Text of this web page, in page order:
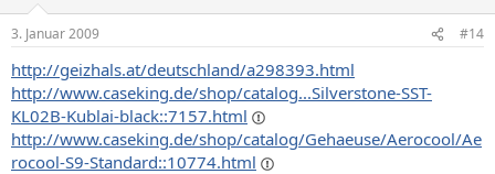
3. Januar 2009 #14
http://geizhals.at/deutschland/a298393.html
http://www.caseking.de/shop/catalog...Silverstone-SST-
KL02B-Kublai-black::7157.html
http://www.caseking.de/shop/catalog/Gehaeuse/Aerocool/Ae
rocool-S9-Standard::10774.html